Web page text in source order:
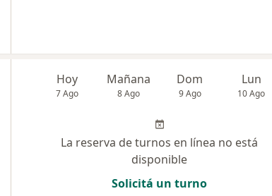
Hoy
7 Ago
Mañana
8 Ago
Dom
9 Ago
Lun
10 Ago
La reserva de turnos en línea no está
disponible
Solicitá un turno